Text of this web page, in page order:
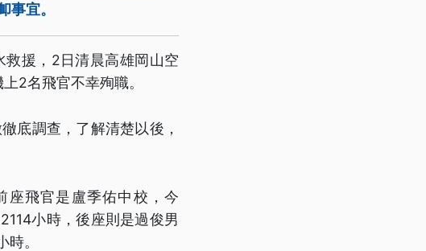
宜。
援，2日清晨高雄岡山空
2名飛官不幸殉職。
底調查，了解清楚以後，
座飛官是盧季佑中校，今
小時，後座則是過俊男
。